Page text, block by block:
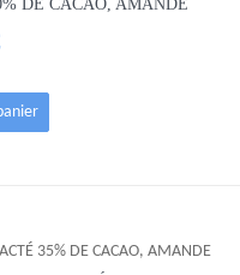
DE CACAO, AMANDE